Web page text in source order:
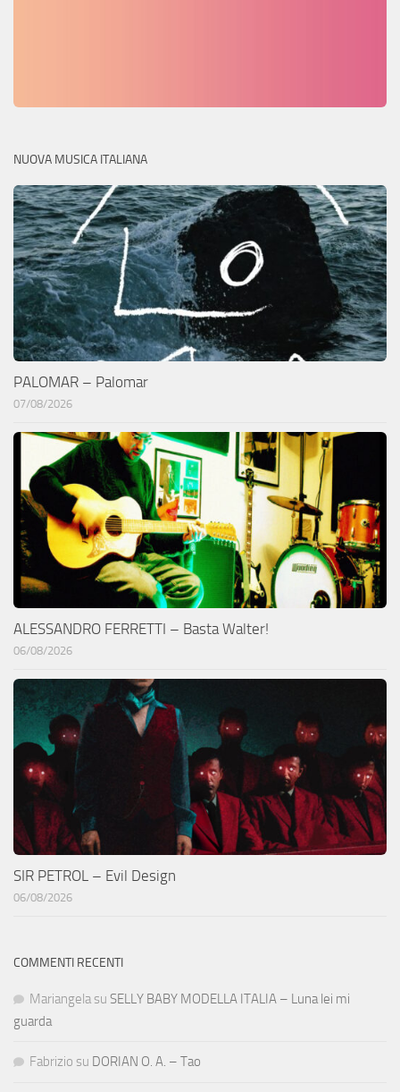
NUOVA MUSICA ITALIANA
PALOMAR – Palomar
07/08/2026
ALESSANDRO FERRETTI – Basta Walter!
06/08/2026
SIR PETROL – Evil Design
06/08/2026
COMMENTI RECENTI
Mariangela su SELLY BABY MODELLA ITALIA – Luna lei mi
guarda
Fabrizio su DORIAN O. A. – Tao